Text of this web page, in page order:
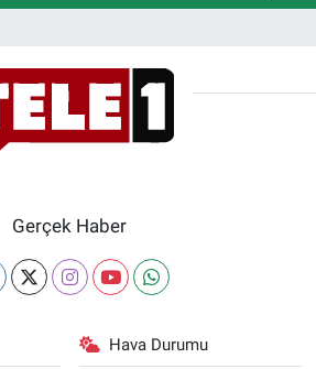
Gerçek Haber
Hava Durumu